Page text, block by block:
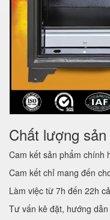
Chất lượng
Cam kết sản phẩm chính
Cam kết chỉ mang đến
Làm việc từ 7h đến 22h
Tư vấn kê đặt, hướng